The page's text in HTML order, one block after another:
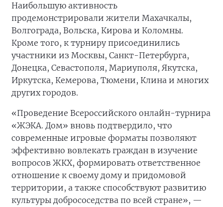
Наибольшую активность
продемонстрировали жители Махачкалы,
Волгограда, Вольска, Кирова и Коломны.
Кроме того, к турниру присоединились
участники из Москвы, Санкт-Петербурга,
Донецка, Севастополя, Мариуполя, Якутска,
Иркутска, Кемерова, Тюмени, Клина и многих
других городов.
«Проведение Всероссийского онлайн-турнира
«ЖЭКА. Дом» вновь подтвердило, что
современные игровые форматы позволяют
эффективно вовлекать граждан в изучение
вопросов ЖКХ, формировать ответственное
отношение к своему дому и придомовой
территории, а также способствуют развитию
культуры добрососедства по всей стране», —